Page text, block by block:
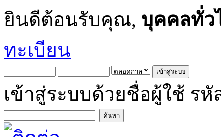
ยินดีต้อนรับคุณ, บุคคลทั่ว
ทะเบียน
เข้าสู่ระบบด้วยชื่อผู้ใช้ รหั